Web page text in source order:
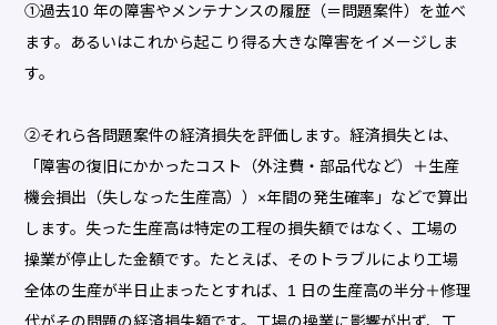
①過去10 年の障害やメンテナンスの履歴（＝問題案件）を並べ
ます。あるいはこれから起こり得る大きな障害をイメージしま
す。
②それら各問題案件の経済損失を評価します。経済損失とは、
「障害の復旧にかかったコスト（外注費・部品代など）＋生産
機会損出（失しなった生産高））×年間の発生確率」などで算出
します。失った生産高は特定の工程の損失額ではなく、工場の
操業が停止した金額です。たとえば、そのトラブルにより工場
全体の生産が半日止まったとすれば、1 日の生産高の半分＋修理